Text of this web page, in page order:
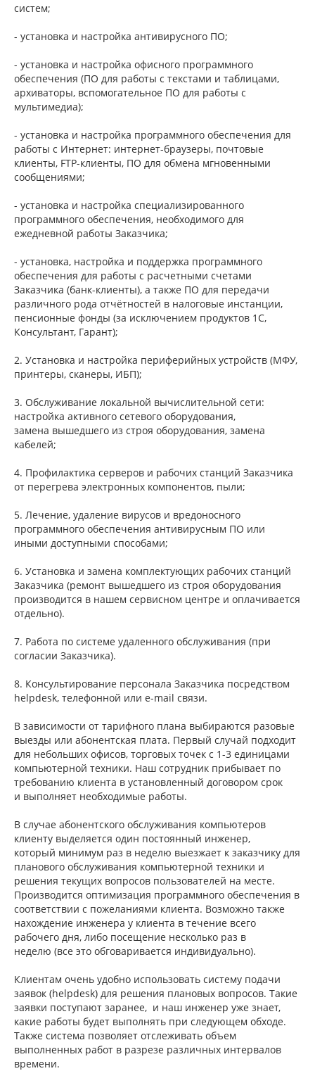
систем;
- установка и настройка антивирусного ПО;
- установка и настройка офисного программного
обеспечения (ПО для работы с текстами и таблицами,
архиваторы, вспомогательное ПО для работы с
мультимедиа);
- установка и настройка программного обеспечения для
работы с Интернет: интернет-браузеры, почтовые
клиенты, FTP-клиенты, ПО для обмена мгновенными
сообщениями;
- установка и настройка специализированного
программного обеспечения, необходимого для
ежедневной работы Заказчика;
- установка, настройка и поддержка программного
обеспечения для работы с расчетными счетами
Заказчика (банк-клиенты), а также ПО для передачи
различного рода отчётностей в налоговые инстанции,
пенсионные фонды (за исключением продуктов 1С,
Консультант, Гарант);
2. Установка и настройка периферийных устройств (МФУ,
принтеры, сканеры, ИБП);
3. Обслуживание локальной вычислительной сети:
настройка активного сетевого оборудования,
замена вышедшего из строя оборудования, замена
кабелей;
4. Профилактика серверов и рабочих станций Заказчика
от перегрева электронных компонентов, пыли;
5. Лечение, удаление вирусов и вредоносного
программного обеспечения антивирусным ПО или
иными доступными способами;
6. Установка и замена комплектующих рабочих станций
Заказчика (ремонт вышедшего из строя оборудования
производится в нашем сервисном центре и оплачивается
отдельно).
7. Работа по системе удаленного обслуживания (при
согласии Заказчика).
8. Консультирование персонала Заказчика посредством
helpdesk, телефонной или e-mail связи.
В зависимости от тарифного плана выбираются разовые
выезды или абонентская плата. Первый случай подходит
для небольших офисов, торговых точек с 1-3 единицами
компьютерной техники. Наш сотрудник прибывает по
требованию клиента в установленный договором срок
и выполняет необходимые работы.
В случае абонентского обслуживания компьютеров
клиенту выделяется один постоянный инженер,
который минимум раз в неделю выезжает к заказчику для
планового обслуживания компьютерной техники и
решения текущих вопросов пользователей на месте.
Производится оптимизация программного обеспечения в
соответствии с пожеланиями клиента. Возможно также
нахождение инженера у клиента в течение всего
рабочего дня, либо посещение несколько раз в
неделю (все это обговаривается индивидуально).
Клиентам очень удобно использовать систему подачи
заявок (helpdesk) для решения плановых вопросов. Такие
заявки поступают заранее, и наш инженер уже знает,
какие работы будет выполнять при следующем обходе.
Также система позволяет отслеживать объем
выполненных работ в разрезе различных интервалов
времени.